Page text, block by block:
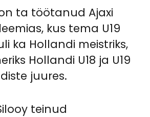
ta töötanud Ajaxi
kus tema U19
ka Hollandi meistriks,
Hollandi U18 ja U19
juures.
teinud